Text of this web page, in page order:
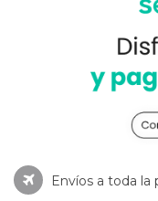
Envíos a toda la